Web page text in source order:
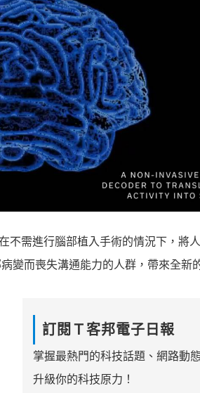
不需進行腦部植入手術的情況下，將
變而喪失溝通能力的人群，帶來全新
訂閱Ｔ客邦電子日報
掌握最熱門的科技話題、網路動態
升級你的科技原力！